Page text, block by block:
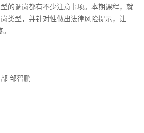
的调岗都有不少注意事项。本期课程，就
类型，并针对性做出法律风险提示，让
邹智鹏